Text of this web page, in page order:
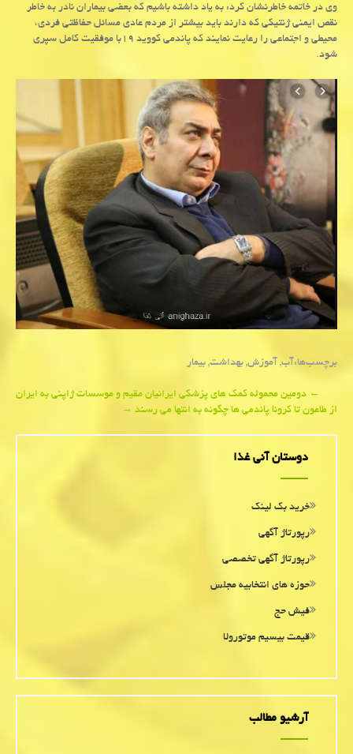
وی در خاتمه خاطرنشان کرد: به یاد داشته باشیم که بعضی بیماران نادر به خاطر
نقص ایمنی ژنتیکی که دارند باید بیشتر از مردم عادی مسائل حفاظتی فردی،
محیطی و اجتماعی را رعایت نمایند که پاندمی کووید ۱۹با موفقیت کامل سپری
شود.
برچسب‌ها:آب,آموزش,بهداشت,بیمار
Post
navigation
←دومین محموله كمك های پزشكی ایرانیان مقیم و موسسات ژاپنی به ایران
از طاعون تا كرونا پاندمی ها چگونه به انتها می رسند→
دوستان آنی غذا
خرید بک لینک
رپورتاژ آگهی
رپورتاژ آگهی تخصصی
حوزه های انتخابیه مجلس
فیش حج
قیمت بیسیم موتورولا
آرشیو مطالب